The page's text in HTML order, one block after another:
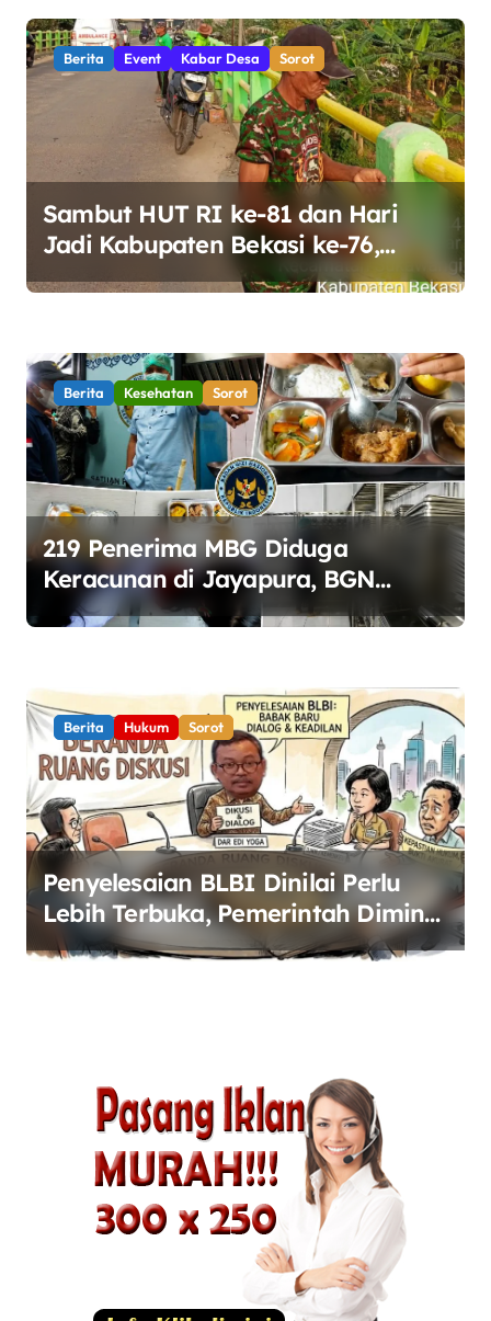
s
i
p
Berita Event Kabar Desa Sorot
Sambut HUT RI ke-81 dan Hari
Jadi Kabupaten Bekasi ke-76,
Pemdes Muara bakti Gotong
Berita Kesehatan Sorot
219 Penerima MBG Diduga
Keracunan di Jayapura, BGN
Perketat Pengawasan Keamanan
Berita Hukum Sorot
Penyelesaian BLBI Dinilai Perlu
Lebih Terbuka, Pemerintah Diminta
Buka Ruang Dialog